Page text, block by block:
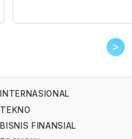
>
INTERNASIONAL
TEKNO
BISNIS FINANSIAL